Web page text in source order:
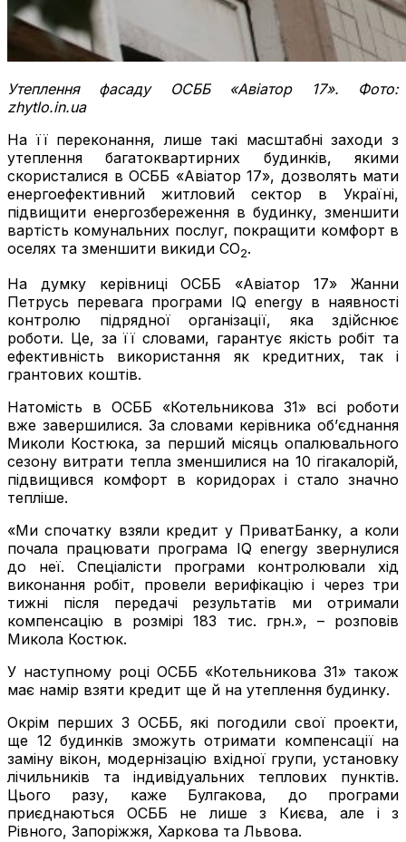
Утеплення фасаду ОСББ «Авіатор 17». Фото:
zhytlo.in.ua
На її переконання, лише такі масштабні заходи з
утеплення багатоквартирних будинків, якими
скористалися в ОСББ «Авіатор 17», дозволять мати
енергоефективний житловий сектор в Україні,
підвищити енергозбереження в будинку, зменшити
вартість комунальних послуг, покращити комфорт в
оселях та зменшити викиди СО2.
На думку керівниці ОСББ «Авіатор 17» Жанни
Петрусь перевага програми IQ energy в наявності
контролю підрядної організації, яка здійснює
роботи. Це, за її словами, гарантує якість робіт та
ефективність використання як кредитних, так і
грантових коштів.
Натомість в ОСББ «Котельникова 31» всі роботи
вже завершилися. За словами керівника об’єднання
Миколи Костюка, за перший місяць опалювального
сезону витрати тепла зменшилися на 10 гігакалорій,
підвищився комфорт в коридорах і стало значно
тепліше.
«Ми спочатку взяли кредит у ПриватБанку, а коли
почала працювати програма IQ energy звернулися
до неї. Спеціалісти програми контролювали хід
виконання робіт, провели верифікацію і через три
тижні після передачі результатів ми отримали
компенсацію в розмірі 183 тис. грн.», – розповів
Микола Костюк.
У наступному році ОСББ «Котельникова 31» також
має намір взяти кредит ще й на утеплення будинку.
Окрім перших 3 ОСББ, які погодили свої проекти,
ще 12 будинків зможуть отримати компенсації на
заміну вікон, модернізацію вхідної групи, установку
лічильників та індивідуальних теплових пунктів.
Цього разу, каже Булгакова, до програми
приєднаються ОСББ не лише з Києва, але і з
Рівного, Запоріжжя, Харкова та Львова.